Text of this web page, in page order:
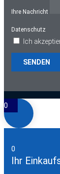
Ihre Nachricht
Datenschutz
Ich
SENDEN
0
0
Ihr